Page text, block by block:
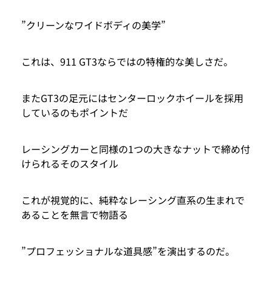
”クリーンなワイドボディの美学”
これは、911 GT3ならではの特権的な美しさだ。
またGT3の足元にはセンターロックホイールを採用
しているのもポイントだ
レーシングカーと同様の1つの大きなナットで締め付
けられるそのスタイル
これが視覚的に、純粋なレーシング直系の生まれで
あることを無言で物語る
”プロフェッショナルな道具感”を演出するのだ。